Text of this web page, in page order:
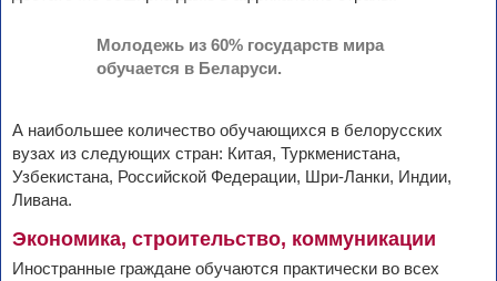
Молодежь из 60% государств мира
обучается в Беларуси.
А наибольшее количество обучающихся в белорусских
вузах из следующих стран: Китая, Туркменистана,
Узбекистана, Российской Федерации, Шри-Ланки, Индии,
Ливана.
Экономика, строительство, коммуникации
Иностранные граждане обучаются практически во всех